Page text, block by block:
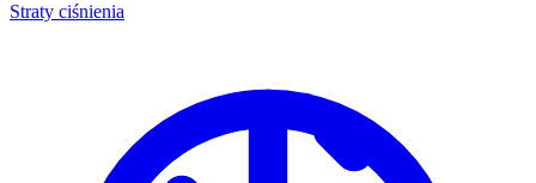
Straty ciśnienia